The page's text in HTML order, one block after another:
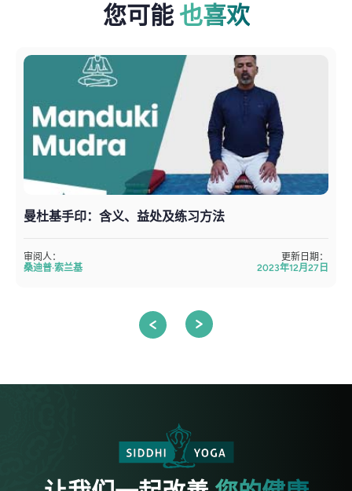
您可能 也喜欢
曼杜基手印：含义、益处及练习方法
审阅人：
桑迪普·索兰基
更新日期：
2023年12月27日